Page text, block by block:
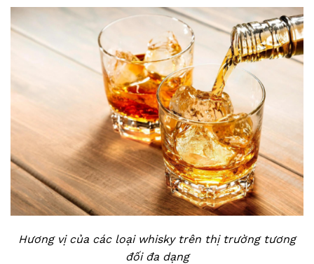
Hương vị của các loại whisky trên thị trường tương
đối đa dạng